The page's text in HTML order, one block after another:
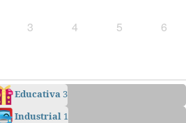
3 4 5 6
Educativa3
Industrial 1